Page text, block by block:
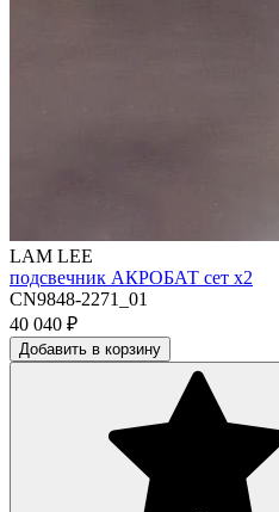
LAM LEE
подсвечник АКРОБАТ сет х2
CN9848-2271_01
40 040 ₽
Добавить в корзину